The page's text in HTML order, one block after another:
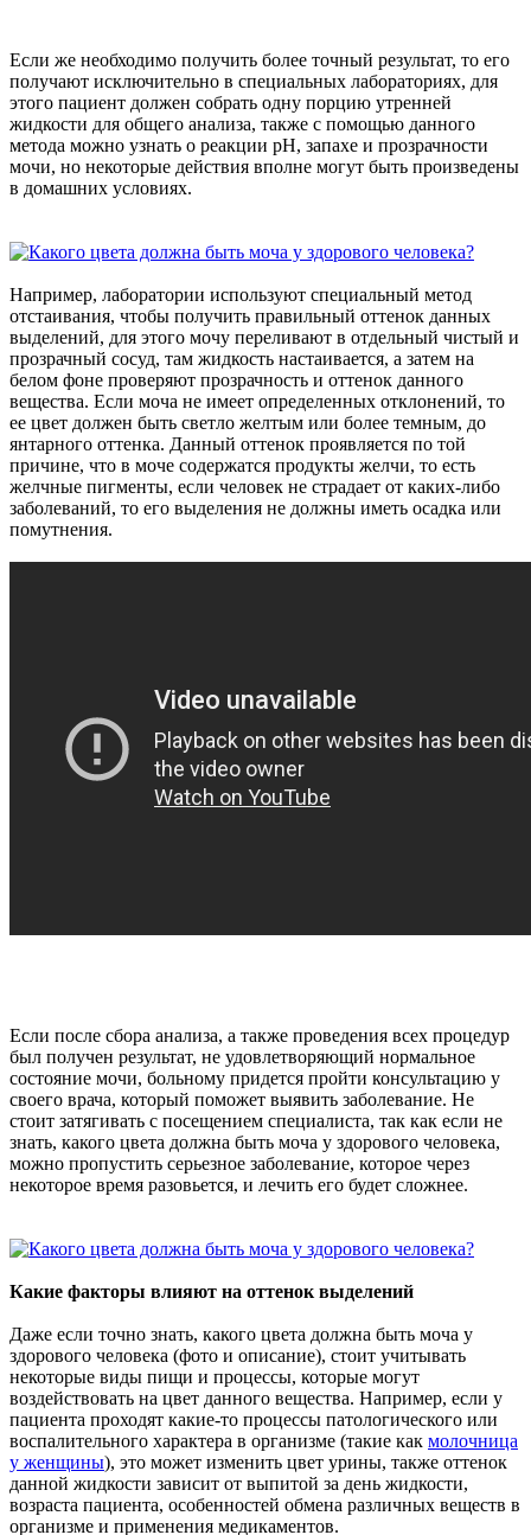
Если же необходимо получить более точный результат, то его
получают исключительно в специальных лабораториях, для
этого пациент должен собрать одну порцию утренней
жидкости для общего анализа, также с помощью данного
метода можно узнать о реакции pH, запахе и прозрачности
мочи, но некоторые действия вполне могут быть произведены
в домашних условиях.
Например, лаборатории используют специальный метод
отстаивания, чтобы получить правильный оттенок данных
выделений, для этого мочу переливают в отдельный чистый и
прозрачный сосуд, там жидкость настаивается, а затем на
белом фоне проверяют прозрачность и оттенок данного
вещества. Если моча не имеет определенных отклонений, то
ее цвет должен быть светло желтым или более темным, до
янтарного оттенка. Данный оттенок проявляется по той
причине, что в моче содержатся продукты желчи, то есть
желчные пигменты, если человек не страдает от каких-либо
заболеваний, то его выделения не должны иметь осадка или
помутнения.
Если после сбора анализа, а также проведения всех процедур
был получен результат, не удовлетворяющий нормальное
состояние мочи, больному придется пройти консультацию у
своего врача, который поможет выявить заболевание. Не
стоит затягивать с посещением специалиста, так как если не
знать, какого цвета должна быть моча у здорового человека,
можно пропустить серьезное заболевание, которое через
некоторое время разовьется, и лечить его будет сложнее.
Какие факторы влияют на оттенок выделений
Даже если точно знать, какого цвета должна быть моча у
здорового человека (фото и описание), стоит учитывать
некоторые виды пищи и процессы, которые могут
воздействовать на цвет данного вещества. Например, если у
пациента проходят какие-то процессы патологического или
воспалительного характера в организме (такие как молочница
у женщины), это может изменить цвет урины, также оттенок
данной жидкости зависит от выпитой за день жидкости,
возраста пациента, особенностей обмена различных веществ в
организме и применения медикаментов.